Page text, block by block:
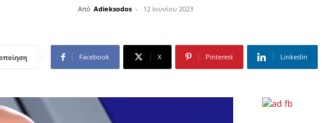
Από Adieksodos - 12 Ιουνίου 2023
Facebook X Pinterest Linkedin